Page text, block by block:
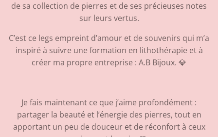
de sa collection de pierres et de ses précieuses notes
sur leurs vertus.
C’est ce legs empreint d’amour et de souvenirs qui m’a
inspiré à suivre une formation en lithothérapie et à
créer ma propre entreprise : A.B Bijoux. 💎
Je fais maintenant ce que j’aime profondément :
partager la beauté et l’énergie des pierres, tout en
apportant un peu de douceur et de réconfort à ceux